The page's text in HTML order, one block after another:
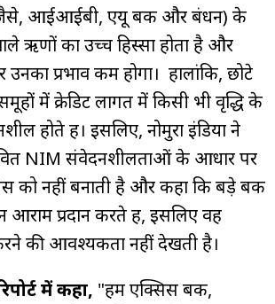
आईआईबी, एयू बैंक और बंधन) के
ऋणों का उच्च हिस्सा होता है और
प्रभाव कम होगा। हालांकि, छोटे
में क्रेडिट लागत में किसी भी वृद्धि के
होते हैं। इसलिए, नोमुरा इंडिया ने
NIM संवेदनशीलताओं के आधार पर
को नहीं बनाती है और कहा कि बड़े बैंक
आराम प्रदान करते हैं, इसलिए वह
की आवश्यकता नहीं देखती है।
में कहा, "हम एक्सिस बैंक,